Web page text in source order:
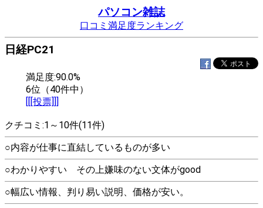
パソコン雑誌
口コミ満足度ランキング
日経PC21
満足度:90.0%
6位（40件中）
[[[投票]]]
クチコミ:1～10件(11件)
○内容が仕事に直結しているものが多い
○わかりやすい その上嫌味のない文体がgood
○幅広い情報、判り易い説明、価格が安い。